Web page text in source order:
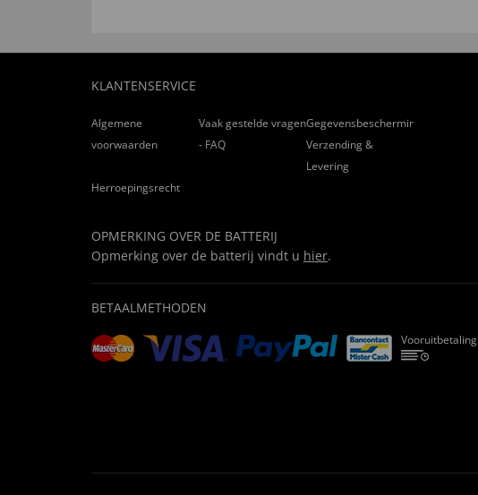
KLANTENSERVICE
Algemene
voorwaarden
Vaak gestelde vragen
- FAQ
Gegevensbescherming
Verzending &
Levering
Herroepingsrecht
OPMERKING OVER DE BATTERIJ
Opmerking over de batterij vindt u hier.
BETAALMETHODEN
Vooruitbetaling